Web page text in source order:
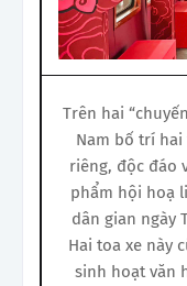
Trên hai
Nam bố trí
riêng, độc đáo
phẩm hội hoạ
dân gian ngày
Hai toa xe này
sinh hoạt văn